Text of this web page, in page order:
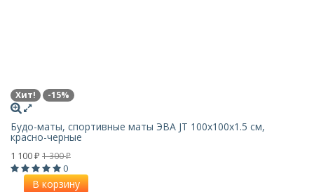
Хит! -15%
Будо-маты, спортивные маты ЭВА JT 100х100x1.5 см,
красно-черные
1 100 ₽ 1 300₽
0
В корзину